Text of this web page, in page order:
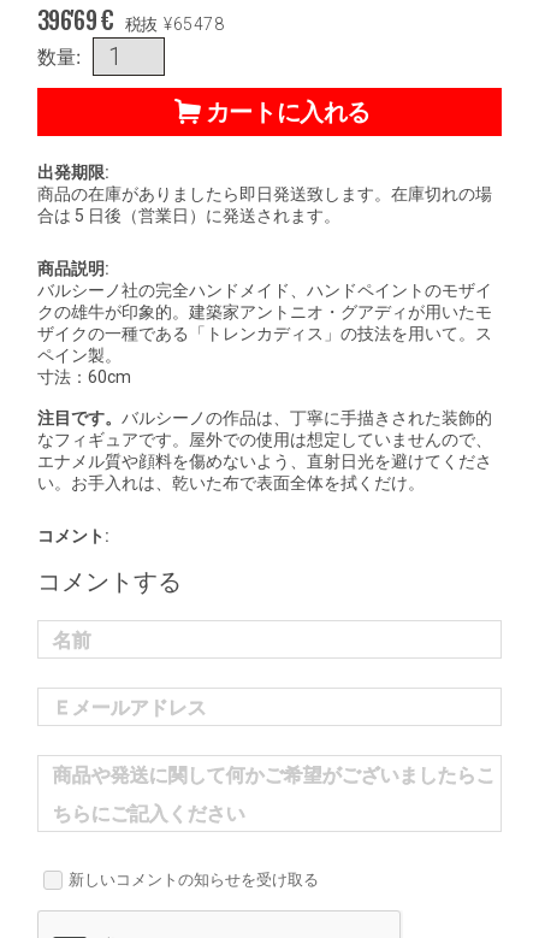
396'69€ 税抜 ¥65478
数量:
カートに入れる
出発期限:
商品の在庫がありましたら即日発送致します。在庫切れの場
合は 5 日後（営業日）に発送されます。
商品説明:
バルシーノ社の完全ハンドメイド、ハンドペイントのモザイ
クの雄牛が印象的。建築家アントニオ・グアディが用いたモ
ザイクの一種である「トレンカディス」の技法を用いて。ス
ペイン製。
寸法：60cm
注目です。 バルシーノの作品は、丁寧に手描きされた装飾的
なフィギュアです。屋外での使用は想定していませんので、
エナメル質や顔料を傷めないよう、直射日光を避けてくださ
い。お手入れは、乾いた布で表面全体を拭くだけ。
コメント:
コメントする
名前
Ｅメールアドレス
商品や発送に関して何かご希望がございましたらこ
ちらにご記入ください
新しいコメントの知らせを受け取る